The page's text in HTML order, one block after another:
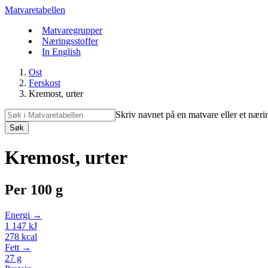
Matvaretabellen
Matvaregrupper
Næringsstoffer
In English
Ost
Ferskost
Kremost, urter
Skriv navnet på en matvare eller et
Søk
Kremost, urter
Per 100 g
Energi →
1 147 kJ
278 kcal
Fett →
27 g